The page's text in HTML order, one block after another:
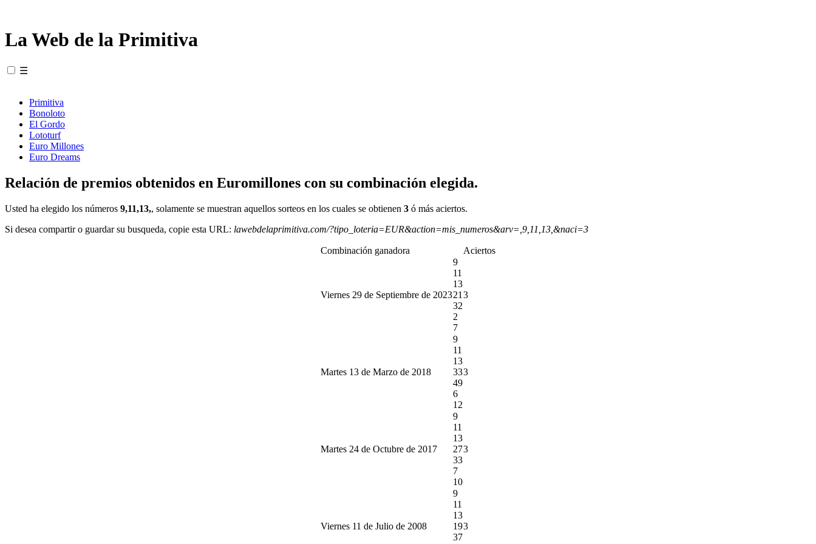
La Web de la Primitiva
☰
Primitiva
Bonoloto
El Gordo
Lototurf
Euro Millones
Euro Dreams
Relación de premios obtenidos en Euromillones con su combinación elegida.
Usted ha elegido los números 9,11,13,, solamente se muestran aquellos sorteos en los cuales se obtienen 3 ó más aciertos.
Si desea compartir o guardar su busqueda, copie esta URL: lawebdelaprimitiva.com/?tipo_loteria=EUR&action=mis_numeros&arv=,9,11,13,&naci=3
Combinación ganadora Aciertos
Viernes 29 de Septiembre de 2023
9
11
13
21
32
2
7
3
Martes 13 de Marzo de 2018
9
11
13
33
49
6
12
3
Martes 24 de Octubre de 2017
9
11
13
27
33
7
10
3
Viernes 11 de Julio de 2008
9
11
13
19
37
3